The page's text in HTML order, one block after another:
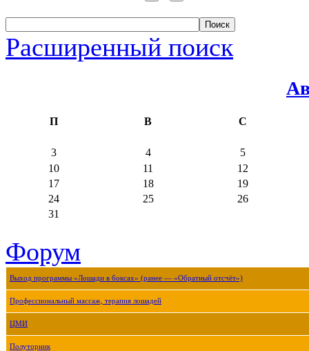
Расширенный поиск
П В С
3 4
5
10
11
12
17
18
19
24
25
26
31
Форум
Выход программы «Лошади в боксах» (ранее — «Обратный отсчёт»)
Профессиональный массаж, терапия лошадей
ЦМИ
Полуторник